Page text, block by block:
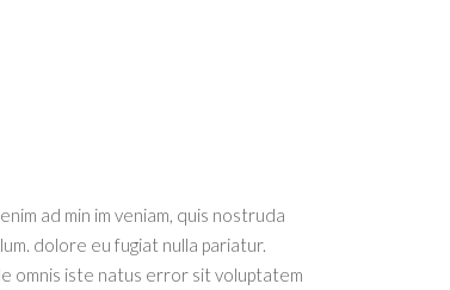
ad min im veniam, quis nostruda
dolore eu fugiat nulla pariatur.
omnis iste natus error sit voluptatem